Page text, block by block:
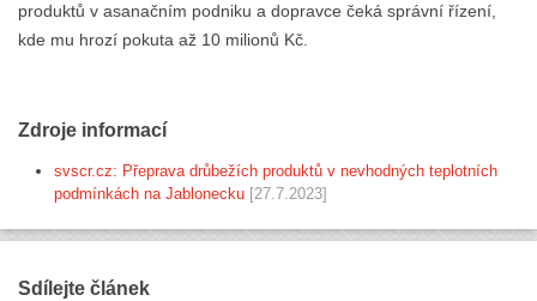
produktů v asanačním podniku a dopravce čeká správní řízení,
kde mu hrozí pokuta až 10 milionů Kč.
Zdroje informací
svscr.cz: Přeprava drůbežích produktů v nevhodných teplotních
podmínkách na Jablonecku [27.7.2023]
Sdílejte článek